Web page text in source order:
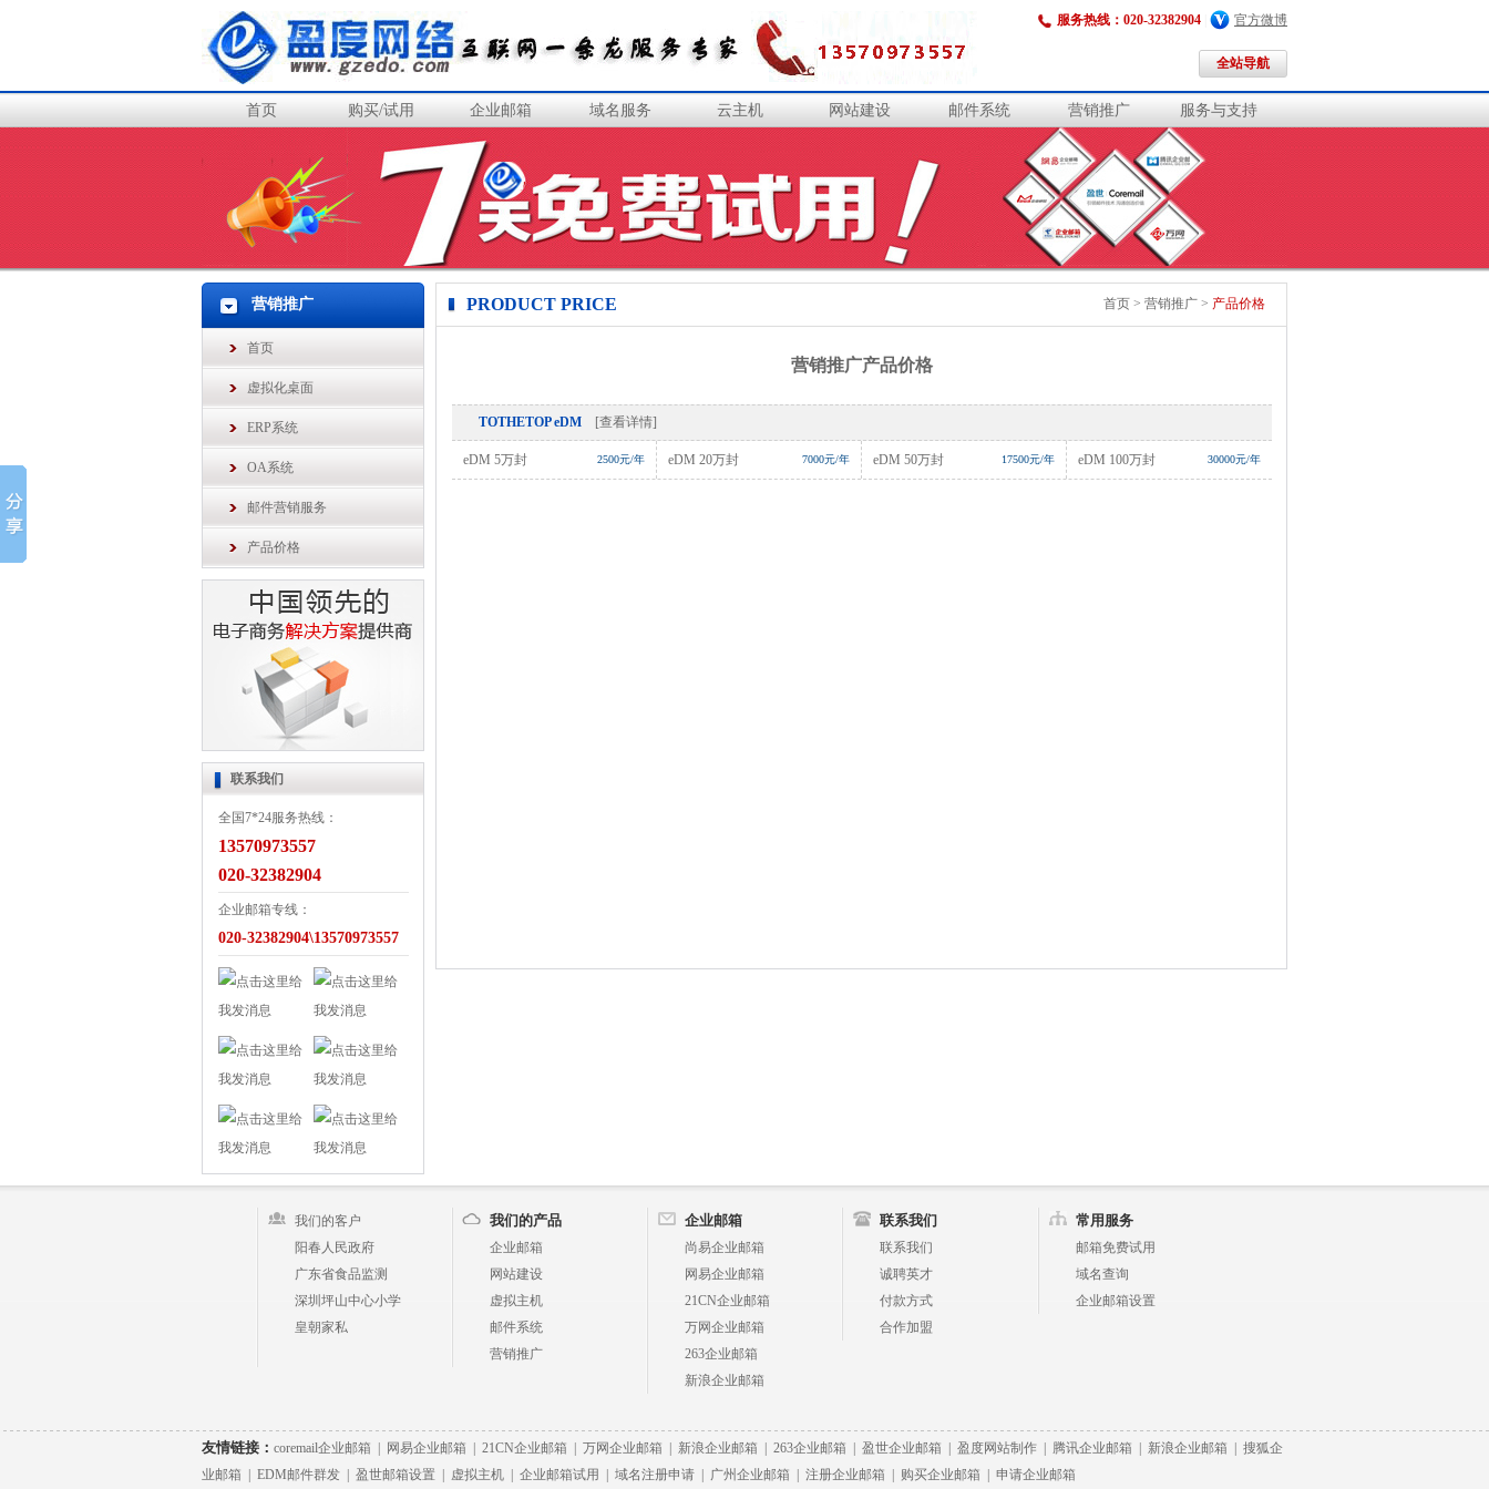
服务热线：020-32382904 官方微博
全站导航
首页 购买/试用 企业邮箱 域名服务 云主机 网站建设 邮件系统 营销推广 服务与支持
营销推广
首页
虚拟化桌面
ERP系统
OA系统
邮件营销服务
产品价格
联系我们
全国7*24服务热线：
13570973557
020-32382904
企业邮箱专线：
020-32382904\13570973557
PRODUCT PRICE 首页 > 营销推广 > 产品价格
营销推广产品价格
TOTHETOP eDM [查看详情]
eDM 5万封 2500元/年 eDM 20万封 7000元/年 eDM 50万封 17500元/年 eDM 100万封 30000元/年
我们的客户
阳春人民政府
广东省食品监测
深圳坪山中心小学
皇朝家私
我们的产品
企业邮箱
网站建设
虚拟主机
邮件系统
营销推广
企业邮箱
尚易企业邮箱
网易企业邮箱
21CN企业邮箱
万网企业邮箱
263企业邮箱
新浪企业邮箱
联系我们
联系我们
诚聘英才
付款方式
合作加盟
常用服务
邮箱免费试用
域名查询
企业邮箱设置
友情链接： coremail企业邮箱 网易企业邮箱 21CN企业邮箱 万网企业邮箱 新浪企业邮箱 263企业邮箱 盈世企业邮箱 盈度网站制作 腾讯企业邮箱 新浪企业邮箱
搜狐企
业邮箱
EDM邮件群发 盈世邮箱设置 虚拟主机 企业邮箱试用 域名注册申请 广州企业邮箱 注册企业邮箱 购买企业邮箱 申请企业邮箱